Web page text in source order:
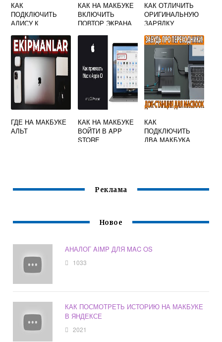
КАК
ПОДКЛЮЧИТЬ
АЛИСУ К
КАК НА МАКБУКЕ
ВКЛЮЧИТЬ
ПОВТОР ЭКРАНА
КАК ОТЛИЧИТЬ
ОРИГИНАЛЬНУЮ
ЗАРЯДКУ
ГДЕ НА МАКБУКЕ
АЛЬТ
КАК НА МАКБУКЕ
ВОЙТИ В APP
STORE
КАК
ПОДКЛЮЧИТЬ
ДВА МАКБУКА
Реклама
Новое
АНАЛОГ AIMP ДЛЯ MAC OS
1033
КАК ПОСМОТРЕТЬ ИСТОРИЮ НА МАКБУКЕ
В ЯНДЕКСЕ
2021